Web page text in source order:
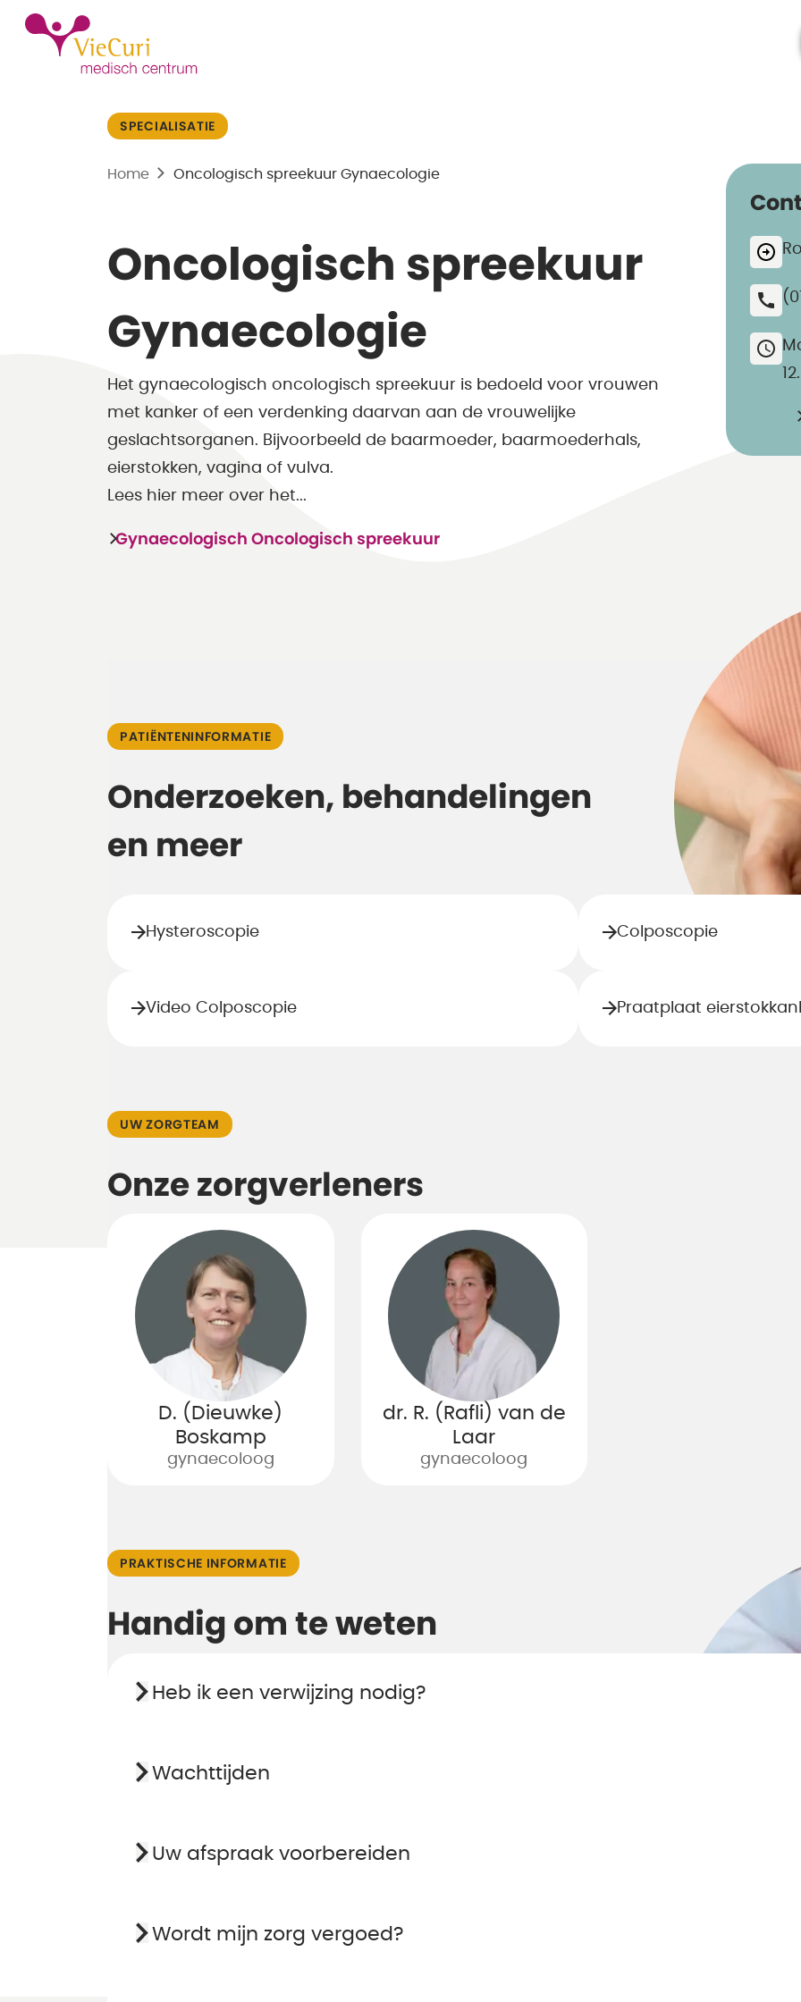
SPECIALISATIE
Home Oncologisch spreekuur Gynaecologie
Oncologisch spreekuur
Gynaecologie
Het gynaecologisch oncologisch spreekuur is bedoeld voor vrouwen
met kanker of een verdenking daarvan aan de vrouwelijke
geslachtsorganen. Bijvoorbeeld de baarmoeder, baarmoederhals,
eierstokken, vagina of vulva.
Lees hier meer over het...
Gynaecologisch Oncologisch spreekuur
PATIËNTENINFORMATIE
Onderzoeken, behandelingen
en meer
Hysteroscopie Colposcopie
Video Colposcopie Praatplaat
UW ZORGTEAM
Onze zorgverleners
D. (Dieuwke)
Boskamp
gynaecoloog
dr. R. (Rafli) van de
Laar
gynaecoloog
PRAKTISCHE INFORMATIE
Handig om te weten
Heb ik een verwijzing nodig?
Wachttijden
Uw afspraak voorbereiden
Wordt mijn zorg vergoed?